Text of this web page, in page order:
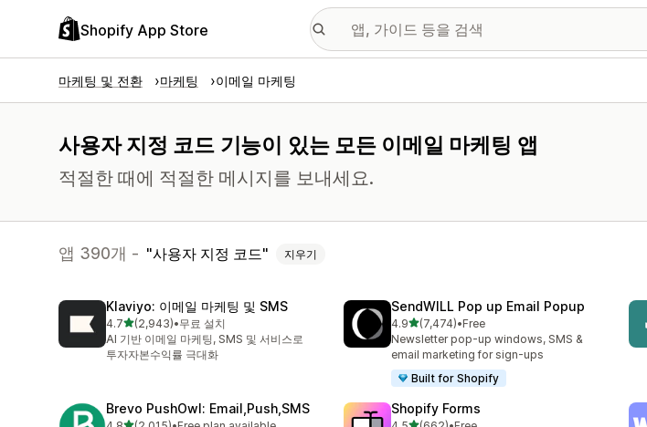
Shopify App Store
마케팅 및 전환 마케팅 이메일 마케팅
사용자 지정 코드 기능이 있는 모든 이메일 마케팅 앱
적절한 때에 적절한 메시지를 보내세요.
앱 390개 - 사용자 지정 코드 지우기
Klaviyo: 이메일 마케팅 및 SMS
4.7별 5개 중
(2,943)
총 리뷰 2943개
•무료 설치
AI 기반 이메일 마케팅, SMS 및 서비스로
투자자본수익률 극대화
SendWILL Pop up Email Popup
4.9별 5개 중
(7,474)
총 리뷰 7474개
•Free
Newsletter pop-up windows, SMS &
email marketing for sign-ups
Built for Shopify
Brevo PushOwl: Email,Push,SMS Shopify Forms